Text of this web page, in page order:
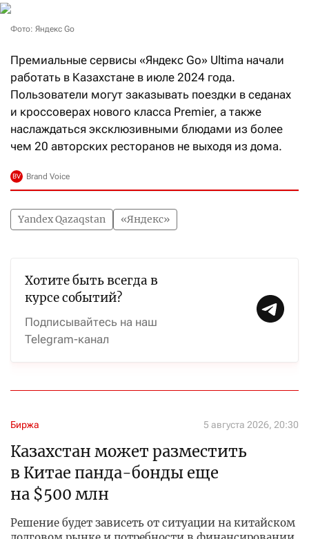
Фото: Яндекс Go
Премиальные сервисы «Яндекс Go» Ultima начали
работать в Казахстане в июле 2024 года.
Пользователи могут заказывать поездки в седанах
и кроссоверах нового класса Premier, а также
наслаждаться эксклюзивными блюдами из более
чем 20 авторских ресторанов не выходя из дома.
Yandex Qazaqstan «Яндекс»
Хотите быть всегда в
курсе событий?
Подписывайтесь на наш
Telegram-канал
Биржа 5 августа 2026, 20:30
Казахстан может разместить
в Китае панда-бонды еще
на $500 млн
Решение будет зависеть от ситуации на китайском